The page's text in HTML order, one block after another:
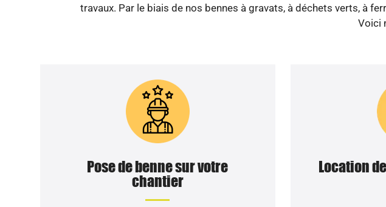
travaux. Par le biais de nos bennes à gravats, à déchets verts, à
Voici
Pose de benne sur votre
chantier
Location